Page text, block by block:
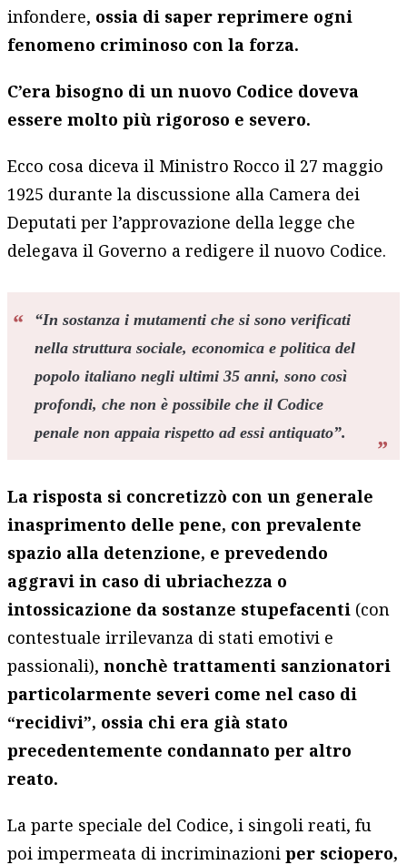
infondere, ossia di saper reprimere ogni
fenomeno criminoso con la forza.
C’era bisogno di un nuovo Codice doveva
essere molto più rigoroso e severo.
Ecco cosa diceva il Ministro Rocco il 27 maggio
1925 durante la discussione alla Camera dei
Deputati per l’approvazione della legge che
delegava il Governo a redigere il nuovo Codice.
“In sostanza i mutamenti che si sono verificati
nella struttura sociale, economica e politica del
popolo italiano negli ultimi 35 anni, sono così
profondi, che non è possibile che il Codice
penale non appaia rispetto ad essi antiquato”.
La risposta si concretizzò con un generale
inasprimento delle pene, con prevalente
spazio alla detenzione, e prevedendo
aggravi in caso di ubriachezza o
intossicazione da sostanze stupefacenti (con
contestuale irrilevanza di stati emotivi e
passionali),nonchè trattamenti sanzionatori
particolarmente severi come nel caso di
“recidivi”, ossia chi era già stato
precedentemente condannato per altro
reato.
La parte speciale del Codice, i singoli reati, fu
poi impermeata di incriminazioniper sciopero,